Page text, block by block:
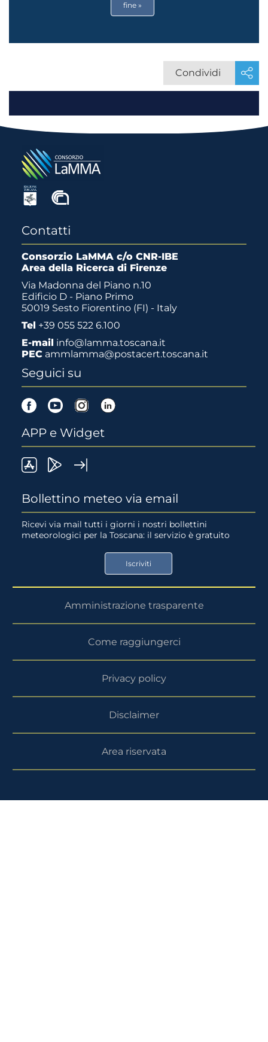
fine »
Condividi
Contatti
Consorzio LaMMA c/o CNR-IBE
Area della Ricerca di Firenze
Via Madonna del Piano n.10
Edificio D - Piano Primo
50019 Sesto Fiorentino (FI) - Italy
Tel +39 055 522 6.100
E-mail info@lamma.toscana.it
PEC ammlamma@postacert.toscana.it
Seguici su
FacebookYoutubeInstagram
APP e Widget
LaMMA
su
App
Lamma
su
Google
Store
Bollettino meteo via email
Ricevi via mail tutti i giorni i nostri bollettini
meteorologici per la Toscana: il servizio è gratuito
Iscriviti
Amministrazione trasparente
Come raggiungerci
Privacy policy
Disclaimer
Area riservata